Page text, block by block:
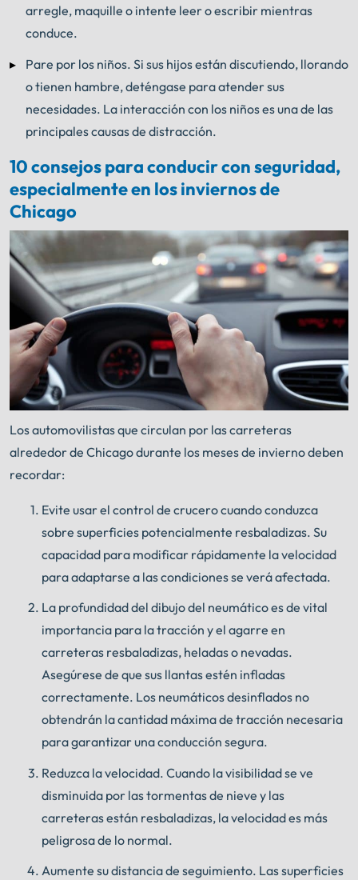
arregle, maquille o intente leer o escribir mientras
conduce.
Pare por los niños. Si sus hijos están discutiendo, llorando
o tienen hambre, deténgase para atender sus
necesidades. La interacción con los niños es una de las
principales causas de distracción.
10 consejos para conducir con seguridad,
especialmente en los inviernos de
Chicago
Los automovilistas que circulan por las carreteras
alrededor de Chicago durante los meses de invierno deben
recordar:
Evite usar el control de crucero cuando conduzca
sobre superficies potencialmente resbaladizas. Su
capacidad para modificar rápidamente la velocidad
para adaptarse a las condiciones se verá afectada.
La profundidad del dibujo del neumático es de vital
importancia para la tracción y el agarre en
carreteras resbaladizas, heladas o nevadas.
Asegúrese de que sus llantas estén infladas
correctamente. Los neumáticos desinflados no
obtendrán la cantidad máxima de tracción necesaria
para garantizar una conducción segura.
Reduzca la velocidad. Cuando la visibilidad se ve
disminuida por las tormentas de nieve y las
carreteras están resbaladizas, la velocidad es más
peligrosa de lo normal.
Aumente su distancia de seguimiento. Las superficies